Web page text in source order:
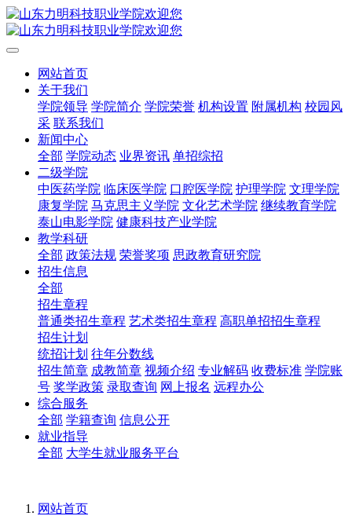
网站首页
关于我们
学院领导 学院简介 学院荣誉 机构设置 附属机构 校园风
采 联系我们
新闻中心
全部 学院动态 业界资讯 单招综招
二级学院
中医药学院 临床医学院 口腔医学院 护理学院 文理学院
康复学院 马克思主义学院 文化艺术学院 继续教育学院
泰山电影学院 健康科技产业学院
教学科研
全部 政策法规 荣誉奖项 思政教育研究院
招生信息
全部
招生章程
普通类招生章程 艺术类招生章程 高职单招招生章程
招生计划
统招计划 往年分数线
招生简章 成教简章 视频介绍 专业解码 收费标准 学院账
号 奖学政策 录取查询 网上报名 远程办公
综合服务
全部 学籍查询 信息公开
就业指导
全部 大学生就业服务平台
网站首页